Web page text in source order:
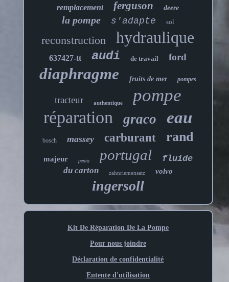
remplacement ferguson deere
la pompe s'adapte sol
reconstruction hydraulique
637427-tt audi de travail ford
diaphragme fruits de mer pompes
tracteur authentique pompe
réparation graco eau
bosch massey carburant rand
majeur penta portugal
fluide
du carton
zahnriemensatz volvo
ingersoll
Kit De Réparation De La Pompe
Pour nous joindre
Déclaration de confidentialité
Entente d'utilisation